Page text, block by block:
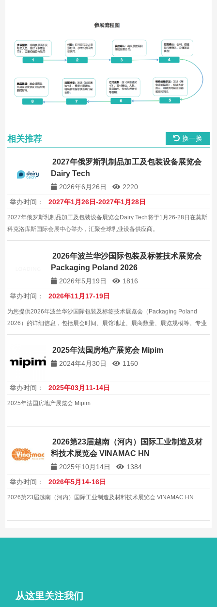
相关推荐 换一换
2027年俄罗斯乳制品加工及包装设备展览会
Dairy Tech
2026年6月26日
2220
举办时间：
2027年1月26日-2027年1月28日
2027年俄罗斯乳制品加工及包装设备展览会Dairy Tech将于1月26-28日在莫斯
科克洛库斯国际会展中心举办，汇聚全球乳业设备供应商。
2026年波兰华沙国际包装及标签技术展览会
Packaging Poland 2026
2026年5月19日
1816
举办时间：
2026年11月17-19日
为您提供2026年波兰华沙国际包装及标签技术展览会（Packaging Poland
2026）的详细信息，包括展会时间、展馆地址、展商数量、展览规模等。专业
的展会信息服务，帮助企业拓展波兰及全球包装机械市场。
2025年法国房地产展览会 Mipim
2024年4月30日 1160
举办时间： 2025年03月11-14日
2025年法国房地产展览会 Mipim
2026第23届越南（河内）国际工业制造及材
料技术展览会 VINAMAC HN
2025年10月14日
1384
举办时间：
2026年5月14-16日
2026第23届越南（河内）国际工业制造及材料技术展览会 VINAMAC HN
从这里关注我们